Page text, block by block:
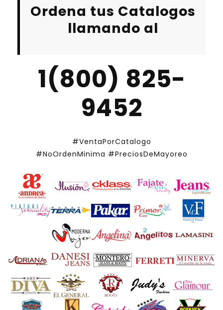
Ordena tus Catalogos
llamando al
1(800) 825-
9452
#VentaPorCatalogo
#NoOrdenMinima #PreciosDeMayoreo